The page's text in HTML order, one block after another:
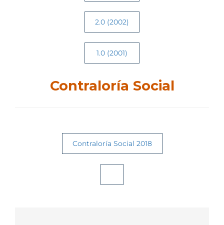
2.0 (2002)
1.0 (2001)
Contraloría Social
Contraloría Social 2018